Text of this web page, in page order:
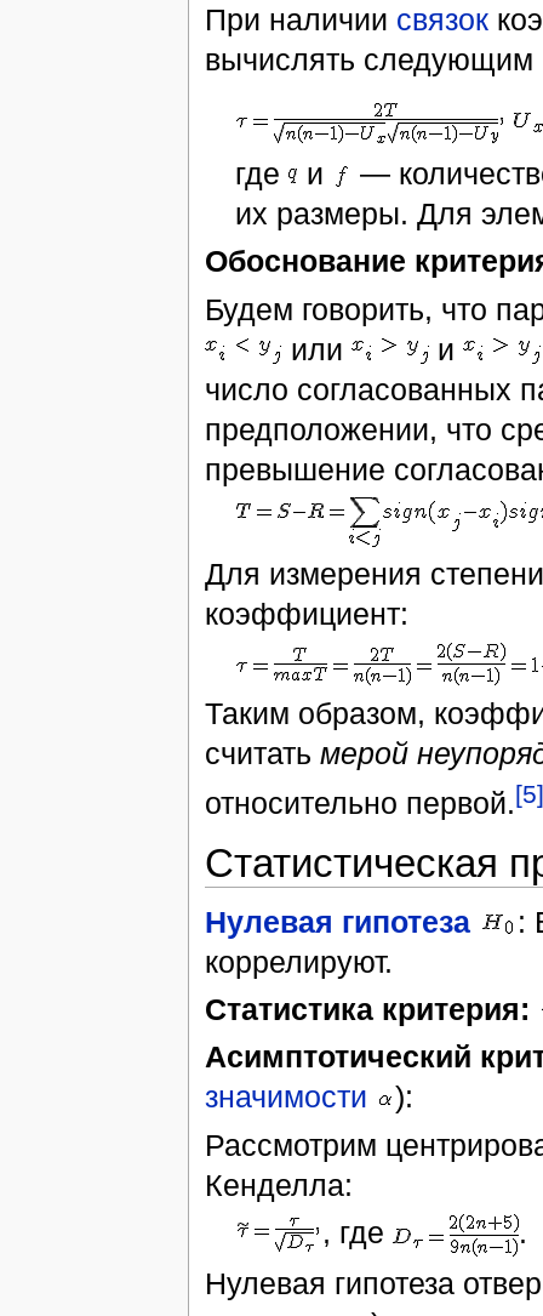
При наличии связок
вычислять следующим
где и
—
их размеры. Для
Обоснование
Будем говорить, что
или
и
число согласованных
предположении, что
превышение
Для измерения
коэффициент:
Таким образом,
считать мерой
относительно первой.[5]
Статистическая
Нулевая гипотеза
:
коррелируют.
Статистика критерия:
Асимптотический
значимости
):
Рассмотрим
Кенделла:
, где
.
Нулевая гипотеза